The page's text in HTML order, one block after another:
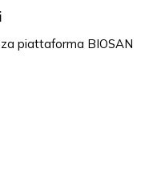
piattaforma BIOSAN